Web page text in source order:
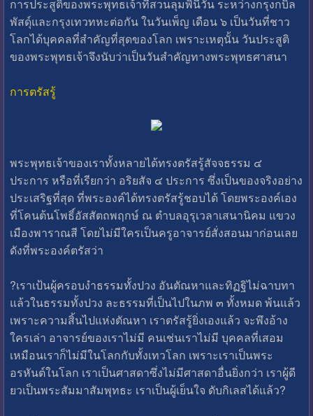
การประสูติของพระพุทธเจ้าที่สวนลุมพินีวัน ระหว่างกรุงกบิล
พัสดุ์และกรุงเทวทหะต่อกัน ในวันเพ็ญ เดือน ๖ เป็นวันที่ชาว
โลกได้บุคคลที่สำคัญที่สุดของโลก เพราะเหตุนั้น วันประสูติ
ของพระพุทธเจ้าจึงนับว่าเป็นวันสำคัญทางพระพุทธศาสนา
การตรัสรู้
พระพุทธเจ้าของเราทั้งหลายได้ทรงตรัสรู้สัจจธรรม ๔
ประการ หรือที่เรียกว่า อริยสัจ ๔ ประการ ซึ่งเป็นของจริงอย่าง
ประเสริฐที่สุด ที่พระองค์ได้ทรงตรัสรู้ชอบได้ โดยพระองค์เอง
ที่โคนต้นโพธิ์อัสสัตถพฤกษ์ ณ ตำบลอุรุเวลาเสนานิคม แขวง
เมืองพาราณสี โดยไม่มีใครเป็นครูอาจารย์สั่งสอนมาก่อนเลย
ดังที่พระองค์ตรัสว่า
?เราเป้นผู้ครอบงำธรรมทั้งปวง อันตัณหาและทิฏฐิไม่ฉาบทา
แล้วในธรรมทั้งปวง ละธรรมที่เป็นไปในภพ ๓ ทั้งหมด พ้นแล้ว
เพราะความสิ้นไปแห่งตัณหา เราตรัสรู้ยิ่งเองแล้ว จะพึงอ้าง
ใครเล่า อาจารย์ของเราไม่มี คนเช่นเราไม่มี บุคคลที่เสอม
เหมือนเราก็ไม่มีในโลกกับทั้งเทวโลก เพราะเราเป็นพระ
อรหันต์ในโลก เราเป็นศาสดาซึ่งไม่มีศาสดาอื่นยิ่งกว่า เราผู้ดี
ยวเป็นพระสัมมาสัมพุทธะ เราเป็นผู้เย็นใจ ดับกิเลสได้แล้ว?